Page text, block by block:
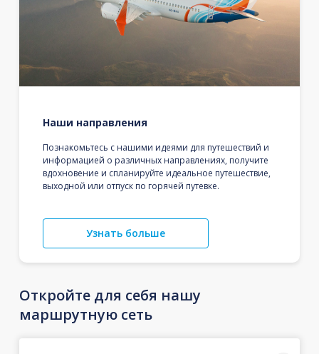
Наши направления
Познакомьтесь с нашими идеями для путешествий и
информацией о различных направлениях, получите
вдохновение и спланируйте идеальное путешествие,
выходной или отпуск по горячей путевке.
Узнать больше
Откройте для себя нашу
маршрутную сеть